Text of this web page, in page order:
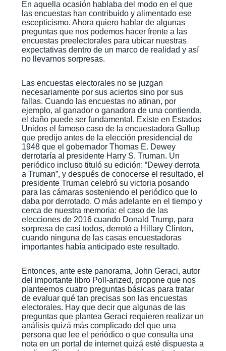
En aquella ocasión hablaba del modo en el que
las encuestas han contribuido y alimentado ese
escepticismo. Ahora quiero hablar de algunas
preguntas que nos podemos hacer frente a las
encuestas preelectorales para ubicar nuestras
expectativas dentro de un marco de realidad y así
no llevarnos sorpresas.
Las encuestas electorales no se juzgan
necesariamente por sus aciertos sino por sus
fallas. Cuando las encuestas no atinan, por
ejemplo, al ganador o ganadora de una contienda,
el daño puede ser fundamental. Existe en Estados
Unidos el famoso caso de la encuestadora Gallup
que predijo antes de la elección presidencial de
1948 que el gobernador Thomas E. Dewey
derrotaría al presidente Harry S. Truman. Un
periódico incluso tituló su edición: “Dewey derrota
a Truman”, y después de conocerse el resultado, el
presidente Truman celebró su victoria posando
para las cámaras sosteniendo el periódico que lo
daba por derrotado. O más adelante en el tiempo y
cerca de nuestra memoria: el caso de las
elecciones de 2016 cuando Donald Trump, para
sorpresa de casi todos, derrotó a Hillary Clinton,
cuando ninguna de las casas encuestadoras
importantes había anticipado este resultado.
Entonces, ante este panorama, John Geraci, autor
del importante libro Poll-arized, propone que nos
planteemos cuatro preguntas básicas para tratar
de evaluar qué tan precisas son las encuestas
electorales. Hay que decir que algunas de las
preguntas que plantea Geraci requieren realizar un
análisis quizá más complicado del que una
persona que lee el periódico o que consulta una
nota en un portal de internet quizá esté dispuesta a